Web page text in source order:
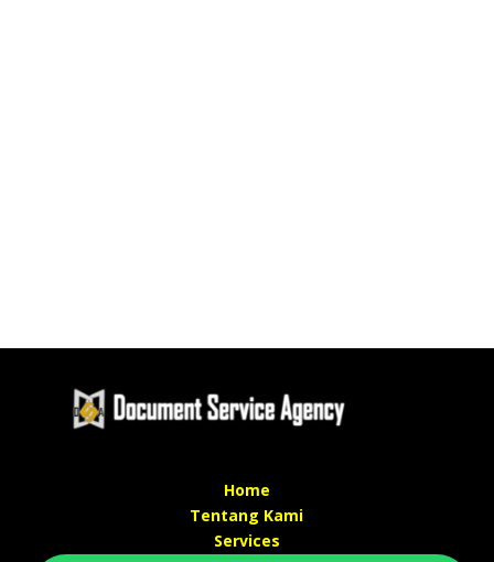
Home
Tentang Kami
Services